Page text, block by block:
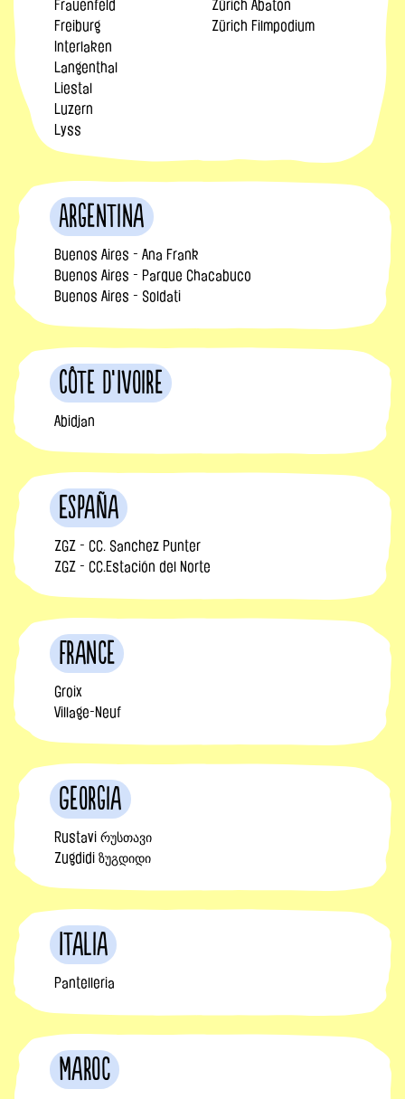
Frauenfeld
Freiburg
Interlaken
Langenthal
Liestal
Luzern
Lyss
Zürich Abaton
Zürich Filmpodium
Argentina
Buenos Aires - Ana Frank
Buenos Aires - Parque Chacabuco
Buenos Aires - Soldati
Côte d’Ivoire
Abidjan
España
ZGZ - CC. Sanchez Punter
ZGZ - CC.Estación del Norte
France
Groix
Village-Neuf
Georgia
Rustavi რუსთავი
Zugdidi ზუგდიდი
Italia
Pantelleria
Maroc